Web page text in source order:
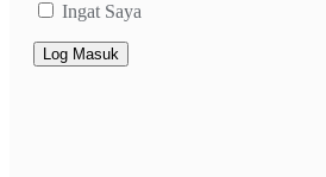
Ingat Saya